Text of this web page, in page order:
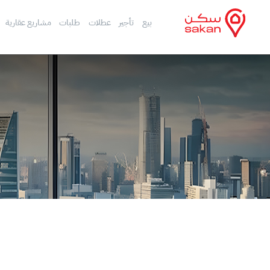
بيع تأجير عطلات طلبات مشاريع عقارية